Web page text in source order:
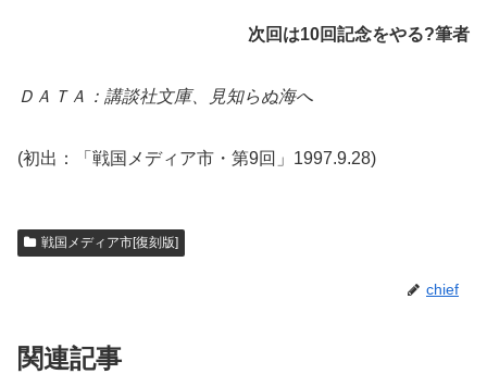
次回は10回記念をやる?筆者
ＤＡＴＡ：講談社文庫、見知らぬ海へ
(初出：「戦国メディア市・第9回」1997.9.28)
戦国メディア市[復刻版]
chief
関連記事